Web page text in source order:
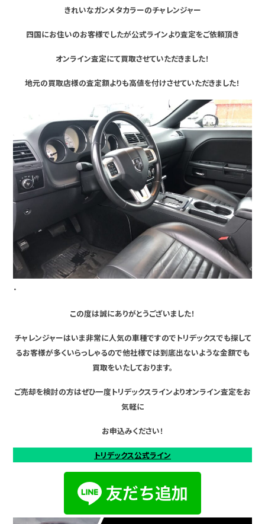
きれいなガンメタカラーのチャレンジャー
四国にお住いのお客様でしたが公式ラインより査定をご依頼頂き
オンライン査定にて買取させていただきました！
地元の買取店様の査定額よりも高値を付けさせていただきました！
・
この度は誠にありがとうございました！
チャレンジャーはいま非常に人気の車種ですのでトリデックスでも探して
るお客様が多くいらっしゃるので他社様では到底出ないような金額でも
買取をいたしております。
ご売却を検討の方はぜひ一度トリデックスラインよりオンライン査定をお
気軽に
お申込みください！
トリデックス公式ライン